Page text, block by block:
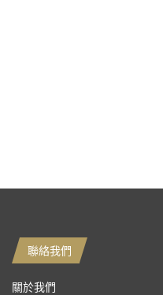
聯絡我們
關於我們